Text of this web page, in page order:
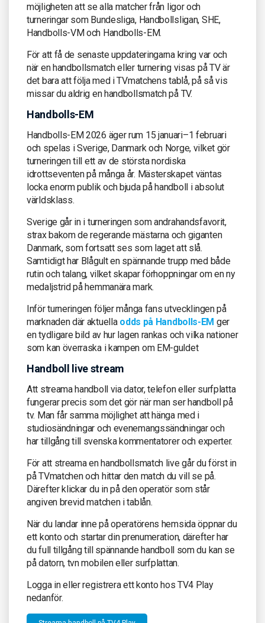
möjligheten att se alla matcher från ligor och
turneringar som Bundesliga, Handbollsligan, SHE,
Handbolls-VM och Handbolls-EM.
För att få de senaste uppdateringarna kring var och
när en handbollsmatch eller turnering visas på TV är
det bara att följa med i TVmatchens tablå, på så vis
missar du aldrig en handbollsmatch på TV.
Handbolls-EM
Handbolls-EM 2026 äger rum 15 januari–1 februari
och spelas i Sverige, Danmark och Norge, vilket gör
turneringen till ett av de största nordiska
idrottseventen på många år. Mästerskapet väntas
locka enorm publik och bjuda på handboll i absolut
världsklass.
Sverige går in i turneringen som andrahandsfavorit,
strax bakom de regerande mästarna och giganten
Danmark, som fortsatt ses som laget att slå.
Samtidigt har Blågult en spännande trupp med både
rutin och talang, vilket skapar förhoppningar om en ny
medaljstrid på hemmanära mark.
Inför turneringen följer många fans utvecklingen på
marknaden där aktuella odds på Handbolls-EM ger
en tydligare bild av hur lagen rankas och vilka nationer
som kan överraska i kampen om EM-guldet
Handboll live stream
Att streama handboll via dator, telefon eller surfplatta
fungerar precis som det gör när man ser handboll på
tv. Man får samma möjlighet att hänga med i
studiosändningar och evenemangssändningar och
har tillgång till svenska kommentatorer och experter.
För att streama en handbollsmatch live går du först in
på TVmatchen och hittar den match du vill se på.
Därefter klickar du in på den operatör som står
angiven brevid matchen i tablån.
När du landar inne på operatörens hemsida öppnar du
ett konto och startar din prenumeration, därefter har
du full tillgång till spännande handboll som du kan se
på datorn, tvn mobilen eller surfplattan.
Logga in eller registrera ett konto hos TV4 Play
nedanför.